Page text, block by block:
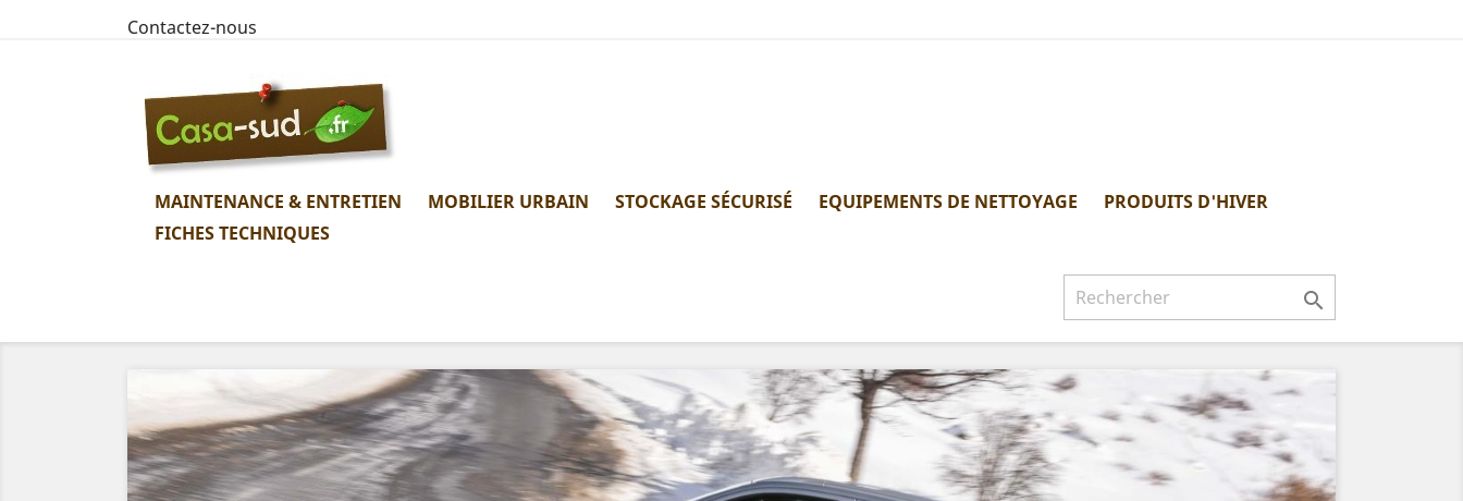
Contactez-nous
MAINTENANCE & ENTRETIEN MOBILIER URBAIN STOCKAGE SÉCURISÉ EQUIPEMENTS DE NETTOYAGE
PRODUITS D'HIVER
FICHES TECHNIQUES

Précédent Suivant